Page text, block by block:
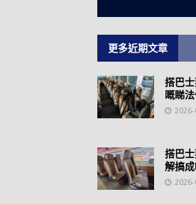
更多近期文章
搭巴
嘅睇法
搭巴
解搞成